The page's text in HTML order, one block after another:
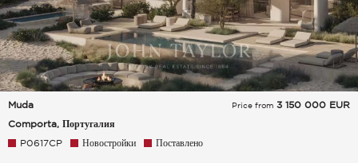
Muda
Comporta, Португалия
Price from 3 150 000 EUR
P0617CP Новостройки Поставлено